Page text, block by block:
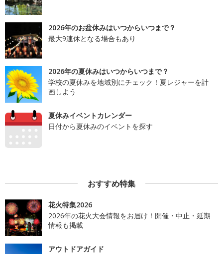
2026年のお盆休みはいつからいつまで？
最大9連休となる場合もあり
2026年の夏休みはいつからいつまで？
学校の夏休みを地域別にチェック！夏レジャーを計
画しよう
夏休みイベントカレンダー
日付から夏休みのイベントを探す
おすすめ特集
花火特集2026
2026年の花火大会情報をお届け！開催・中止・延期
情報も掲載
アウトドアガイド